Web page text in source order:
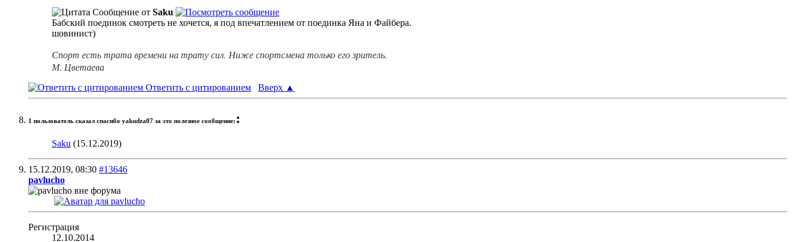
Сообщение от Saku
Бабский поединок смотреть не хочется, я под впечатлением от поединка Яна и Файбера.
шовинист)
Спорт есть трата времени на трату сил. Ниже спортсмена только его зритель.
М. Цветаева
Ответить с цитированием Вверх ▲
1 пользователь сказал cпасибо yakudza07 за это полезное сообщение: :
Saku (15.12.2019)
15.12.2019, 08:30 #13646
pavlucho
Регистрация
12.10.2014